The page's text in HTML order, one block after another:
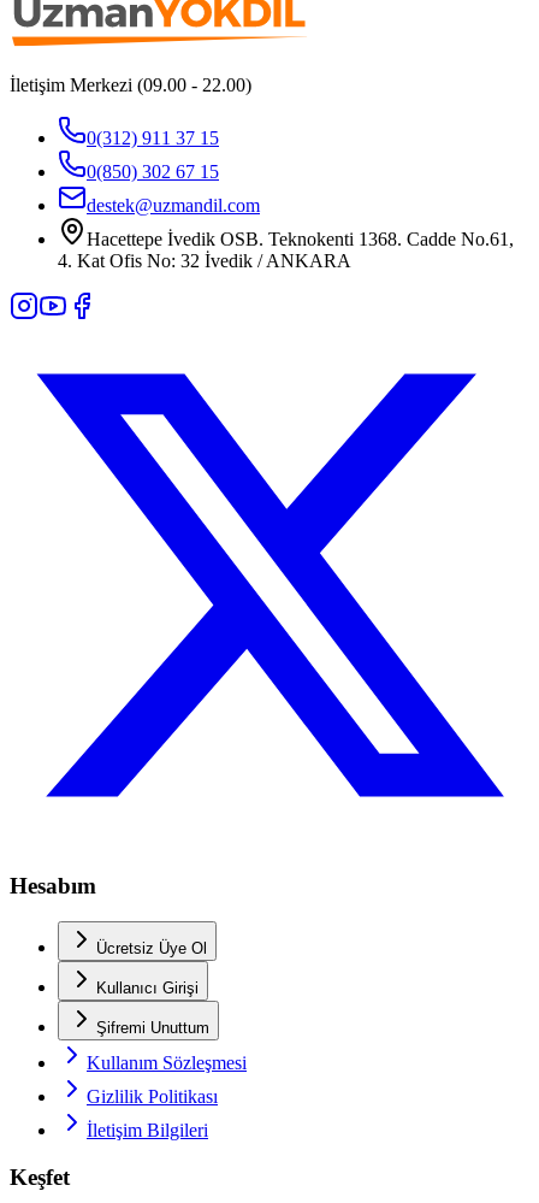
İletişim Merkezi (09.00 - 22.00)
0(312) 911 37 15
0(850) 302 67 15
destek@uzmandil.com
Hacettepe İvedik OSB. Teknokenti 1368. Cadde No.61,
4. Kat Ofis No: 32 İvedik / ANKARA
Hesabım
Ücretsiz Üye Ol
Kullanıcı Girişi
Şifremi Unuttum
Kullanım Sözleşmesi
Gizlilik Politikası
İletişim Bilgileri
Keşfet